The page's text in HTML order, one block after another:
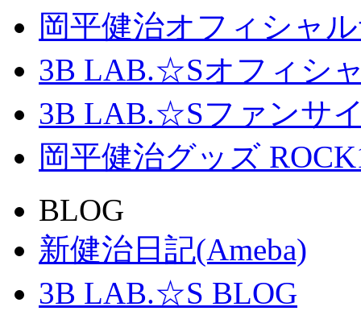
岡平健治オフィシャ
3B LAB.☆Sオフィシ
3B LAB.☆Sファンサイ
岡平健治グッズ
BLOG
新健治日記(Ameba)
3B LAB.☆S BLOG